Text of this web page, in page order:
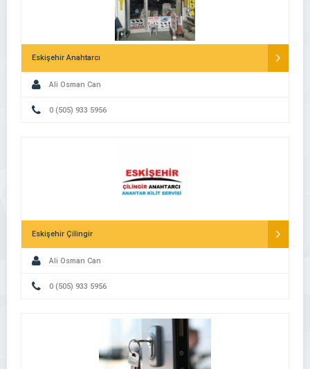
Eskişehir Anahtarcı
Ali Osman Can
0 (505) 933 5956
Eskişehir Çilingir
Ali Osman Can
0 (505) 933 5956